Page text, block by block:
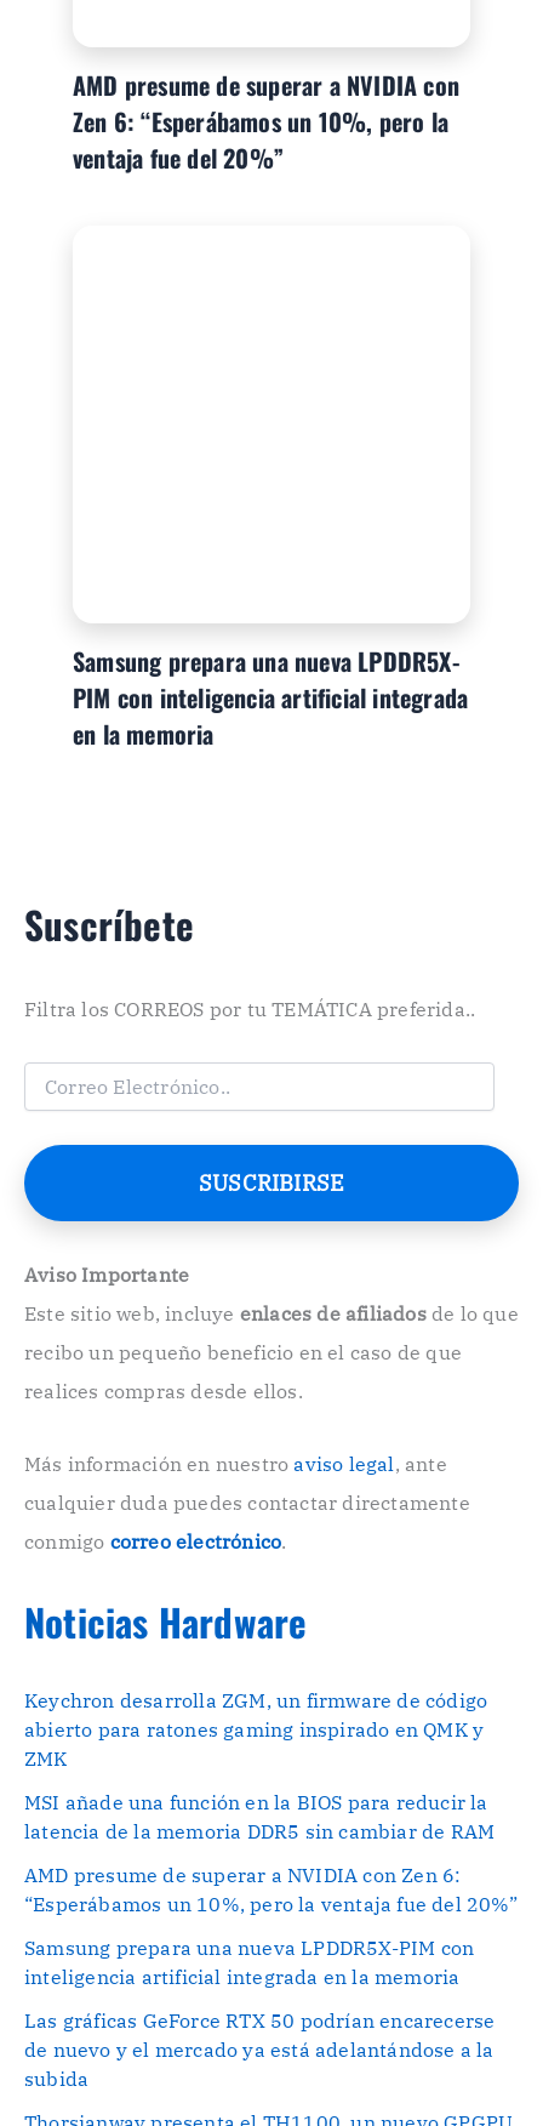
AMD presume de superar a NVIDIA con
Zen 6: “Esperábamos un 10%, pero la
ventaja fue del 20%”
Samsung prepara una nueva LPDDR5X-
PIM con inteligencia artificial integrada
en la memoria
Suscríbete
Filtra los CORREOS por tu TEMÁTICA preferida..
C
e
o
e
t
ó
n
o
.
SUSCRIBIRSE
Aviso Importante
Este sitio web, incluye enlaces de afiliadosde lo que
recibo un pequeño beneficio en el caso de que
realices compras desde ellos.
Más información en nuestroaviso legal , ante
cualquier duda puedes contactar directamente
conmigo correo electrónico.
Noticias Hardware
Keychron desarrolla ZGM, un firmware de código
abierto para ratones gaming inspirado en QMK y
ZMK
MSI añade una función en la BIOS para reducir la
latencia de la memoria DDR5 sin cambiar de RAM
AMD presume de superar a NVIDIA con Zen 6:
“Esperábamos un 10%, pero la ventaja fue del 20%”
Samsung prepara una nueva LPDDR5X-PIM con
inteligencia artificial integrada en la memoria
Las gráficas GeForce RTX 50 podrían encarecerse
de nuevo y el mercado ya está adelantándose a la
subida